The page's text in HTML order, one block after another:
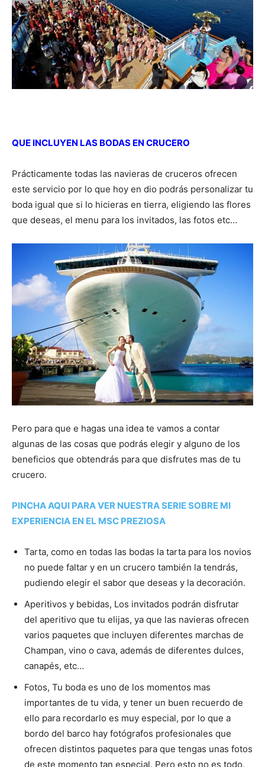
QUE INCLUYEN LAS BODAS EN CRUCERO
Prácticamente todas las navieras de cruceros ofrecen
este servicio por lo que hoy en dio podrás personalizar tu
boda igual que si lo hicieras en tierra, eligiendo las flores
que deseas, el menu para los invitados, las fotos etc…
Pero para que e hagas una idea te vamos a contar
algunas de las cosas que podrás elegir y alguno de los
beneficios que obtendrás para que disfrutes mas de tu
crucero.
PINCHA AQUI PARA VER NUESTRA SERIE SOBRE MI
EXPERIENCIA EN EL MSC PREZIOSA
Tarta, como en todas las bodas la tarta para los novios
no puede faltar y en un crucero también la tendrás,
pudiendo elegir el sabor que deseas y la decoración.
Aperitivos y bebidas, Los invitados podrán disfrutar
del aperitivo que tu elijas, ya que las navieras ofrecen
varios paquetes que incluyen diferentes marchas de
Champan, vino o cava, además de diferentes dulces,
canapés, etc…
Fotos, Tu boda es uno de los momentos mas
importantes de tu vida, y tener un buen recuerdo de
ello para recordarlo es muy especial, por lo que a
bordo del barco hay fotógrafos profesionales que
ofrecen distintos paquetes para que tengas unas fotos
de este momento tan especial. Pero esto no es todo,